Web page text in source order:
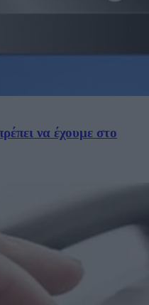
να έχουμε στο